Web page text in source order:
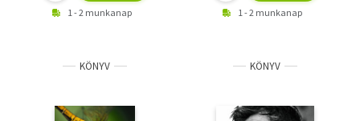
1 - 2 munkanap 1 - 2 munkanap
KÖNYV KÖNYV